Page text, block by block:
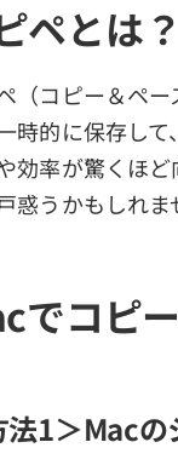
ペとは
（コピー＆ペ
時的に保存し
効率が驚くほ
惑うかもしれま
でコピ
法1＞Mac